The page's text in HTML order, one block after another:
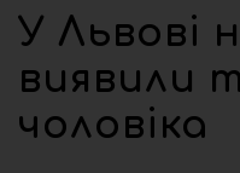
У Львові
виявили
чоловіка